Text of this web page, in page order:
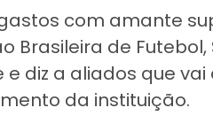
com amante
Brasileira de Futebol,
diz a aliados que
da instituição.